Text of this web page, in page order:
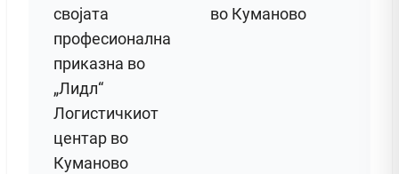
својата
професионална
приказна во
„Лидл“
Логистичкиот
центар во
Куманово
во Куманово